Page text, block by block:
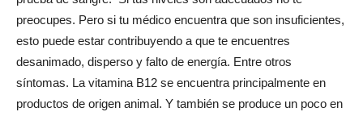
preocupes. Pero si tu médico encuentra que son insuficientes,
esto puede estar contribuyendo a que te encuentres
desanimado, disperso y falto de energía. Entre otros
síntomas. La vitamina B12 se encuentra principalmente en
productos de origen animal. Y también se produce un poco en